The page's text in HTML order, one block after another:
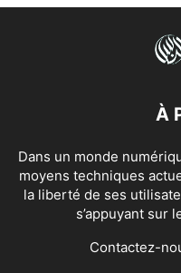
À
Dans un monde
moyens techniques
la liberté de ses
s’appuyant sur
Contactez-